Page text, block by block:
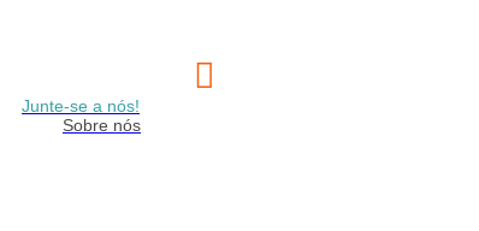

Junte-se a nós!
Sobre nós